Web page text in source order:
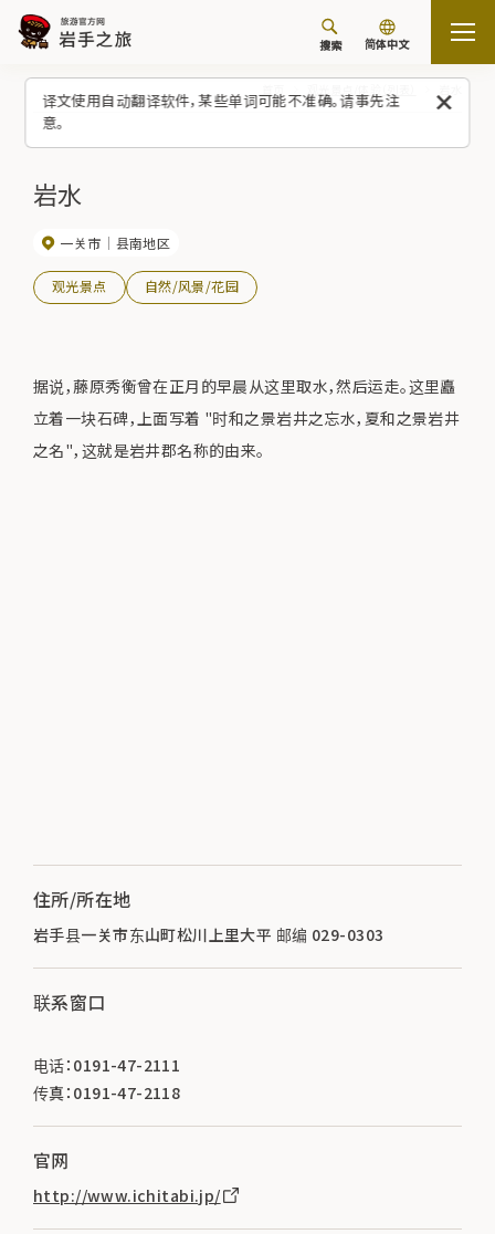
译文使用自动翻译软件，某些单词可能不准确。请事先注
意。
搜索 简体中文
岩水
一关市 县南地区
观光景点 自然/风景/花园
据说，藤原秀衡曾在正月的早晨从这里取水，然后运走。这里矗
立着一块石碑，上面写着 "时和之景岩井之忘水，夏和之景岩井
之名"，这就是岩井郡名称的由来。
住所/所在地
岩手县一关市东山町松川上里大平 邮编 029-0303
联系窗口
电话：0191-47-2111
传真：0191-47-2118
官网
http://www.ichitabi.jp/